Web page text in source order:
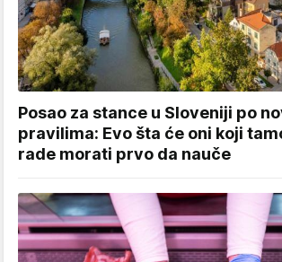
Posao za stance u Sloveniji po
pravilima: Evo šta će oni koji
rade morati prvo da nauče